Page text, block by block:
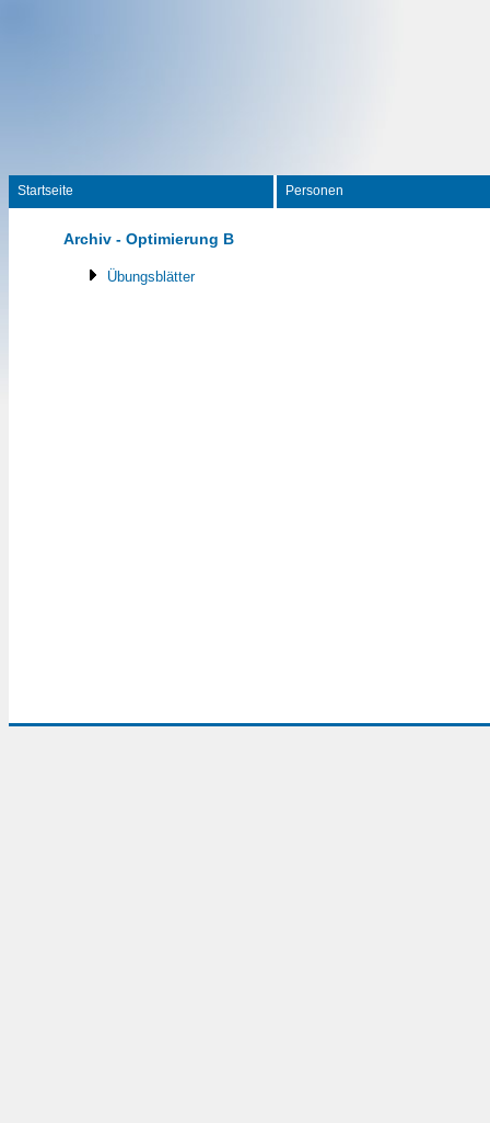
Startseite Personen
Archiv - Optimierung B
Übungsblätter